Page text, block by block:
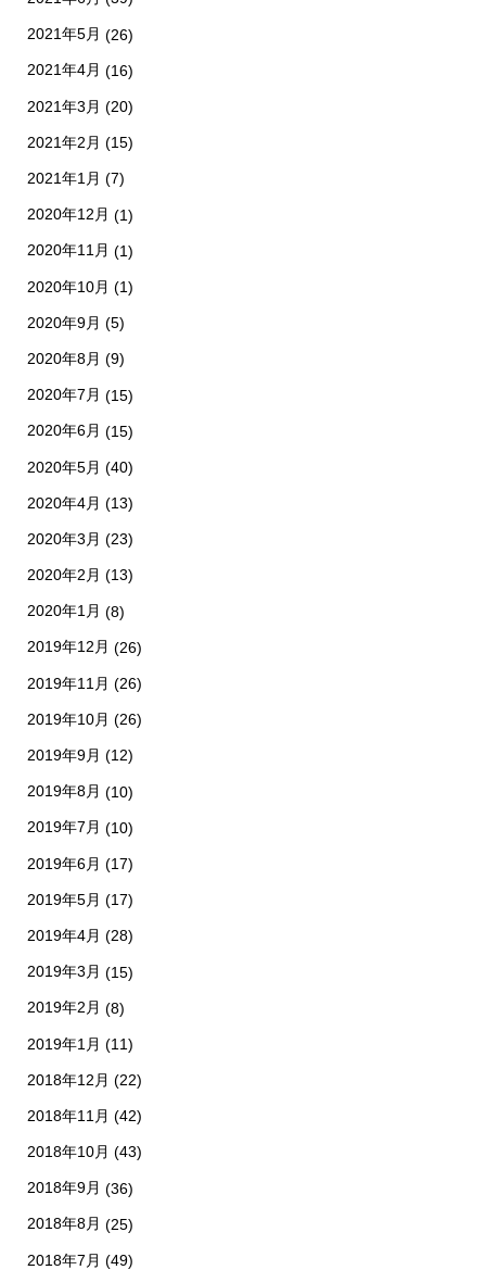
2021年5月 (26)
2021年4月 (16)
2021年3月 (20)
2021年2月 (15)
2021年1月 (7)
2020年12月 (1)
2020年11月 (1)
2020年10月 (1)
2020年9月 (5)
2020年8月 (9)
2020年7月 (15)
2020年6月 (15)
2020年5月 (40)
2020年4月 (13)
2020年3月 (23)
2020年2月 (13)
2020年1月 (8)
2019年12月 (26)
2019年11月 (26)
2019年10月 (26)
2019年9月 (12)
2019年8月 (10)
2019年7月 (10)
2019年6月 (17)
2019年5月 (17)
2019年4月 (28)
2019年3月 (15)
2019年2月 (8)
2019年1月 (11)
2018年12月 (22)
2018年11月 (42)
2018年10月 (43)
2018年9月 (36)
2018年8月 (25)
2018年7月 (49)